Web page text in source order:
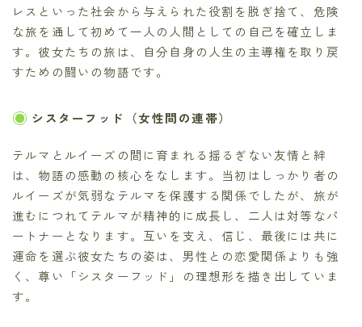
レスといった社会から与えられた役割を脱ぎ捨て、危険
な旅を通して初めて一人の人間としての自己を確立しま
す。彼女たちの旅は、自分自身の人生の主導権を取り戻
すための闘いの物語です。
シスターフッド（女性間の連帯）
テルマとルイーズの間に育まれる揺るぎない友情と絆
は、物語の感動の核心をなします。当初はしっかり者の
ルイーズが気弱なテルマを保護する関係でしたが、旅が
進むにつれてテルマが精神的に成長し、二人は対等なパ
ートナーとなります。互いを支え、信じ、最後には共に
運命を選ぶ彼女たちの姿は、男性との恋愛関係よりも強
く、尊い「シスターフッド」の理想形を描き出していま
す。